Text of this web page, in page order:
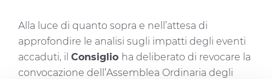
Alla luce di quanto sopra e nell’attesa di
approfondire le analisi sugli impatti degli eventi
accaduti, il Consiglio ha deliberato di revocare la
convocazione dell’Assemblea Ordinaria degli